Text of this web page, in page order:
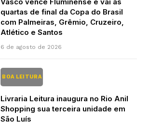
quartas de final da Copa do Brasil
com Palmeiras, Grêmio, Cruzeiro,
Atlético e Santos
6 de agosto de 2026
BOA LEITURA
Livraria Leitura inaugura no Rio Anil
Shopping sua terceira unidade em
São Luís